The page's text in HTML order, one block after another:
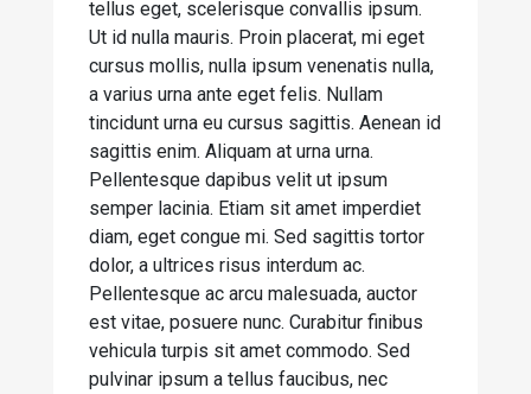
tellus eget, scelerisque convallis ipsum.
Ut id nulla mauris. Proin placerat, mi eget
cursus mollis, nulla ipsum venenatis nulla,
a varius urna ante eget felis. Nullam
tincidunt urna eu cursus sagittis. Aenean id
sagittis enim. Aliquam at urna urna.
Pellentesque dapibus velit ut ipsum
semper lacinia. Etiam sit amet imperdiet
diam, eget congue mi. Sed sagittis tortor
dolor, a ultrices risus interdum ac.
Pellentesque ac arcu malesuada, auctor
est vitae, posuere nunc. Curabitur finibus
vehicula turpis sit amet commodo. Sed
pulvinar ipsum a tellus faucibus, nec